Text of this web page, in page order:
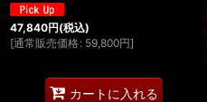
47,840円(税込)
[通常販売価格 : 59,800円]
カートに入れる